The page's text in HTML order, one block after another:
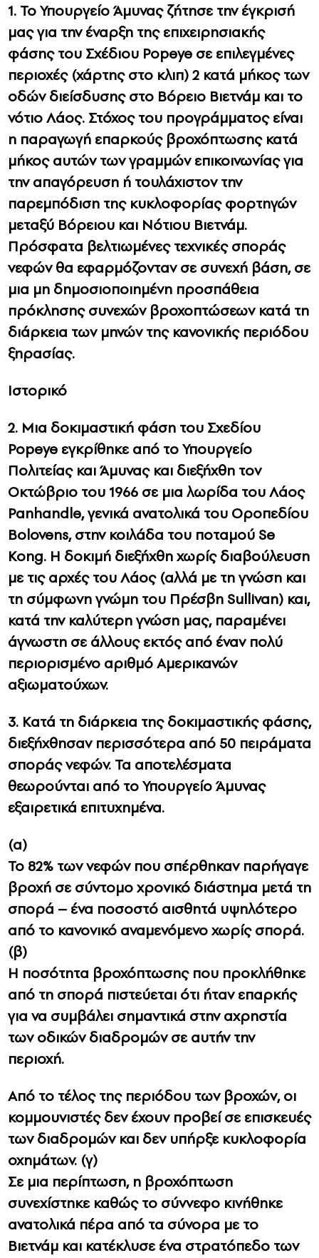
1. Το Υπουργείο Άμυνας ζήτησε την έγκρισή
μας για την έναρξη της επιχειρησιακής
φάσης του Σχέδιου Popeye σε επιλεγμένες
περιοχές (χάρτης στο κλιπ) 2 κατά μήκος των
οδών διείσδυσης στο Βόρειο Βιετνάμ και το
νότιο Λάος. Στόχος του προγράμματος είναι
η παραγωγή επαρκούς βροχόπτωσης κατά
μήκος αυτών των γραμμών επικοινωνίας για
την απαγόρευση ή τουλάχιστον την
παρεμπόδιση της κυκλοφορίας φορτηγών
μεταξύ Βόρειου και Νότιου Βιετνάμ.
Πρόσφατα βελτιωμένες τεχνικές σποράς
νεφών θα εφαρμόζονταν σε συνεχή βάση, σε
μια μη δημοσιοποιημένη προσπάθεια
πρόκλησης συνεχών βροχοπτώσεων κατά τη
διάρκεια των μηνών της κανονικής περιόδου
ξηρασίας.
Ιστορικό
2. Μια δοκιμαστική φάση του Σχεδίου
Popeye εγκρίθηκε από το Υπουργείο
Πολιτείας και Άμυνας και διεξήχθη τον
Οκτώβριο του 1966 σε μια λωρίδα του Λάος
Panhandle, γενικά ανατολικά του Οροπεδίου
Bolovens, στην κοιλάδα του ποταμού Se
Kong. Η δοκιμή διεξήχθη χωρίς διαβούλευση
με τις αρχές του Λάος (αλλά με τη γνώση και
τη σύμφωνη γνώμη του Πρέσβη Sullivan) και,
κατά την καλύτερη γνώση μας, παραμένει
άγνωστη σε άλλους εκτός από έναν πολύ
περιορισμένο αριθμό Αμερικανών
αξιωματούχων.
3. Κατά τη διάρκεια της δοκιμαστικής φάσης,
διεξήχθησαν περισσότερα από 50 πειράματα
σποράς νεφών. Τα αποτελέσματα
θεωρούνται από το Υπουργείο Άμυνας
εξαιρετικά επιτυχημένα.
(α)
Το 82% των νεφών που σπέρθηκαν παρήγαγε
βροχή σε σύντομο χρονικό διάστημα μετά τη
σπορά – ένα ποσοστό αισθητά υψηλότερο
από το κανονικό αναμενόμενο χωρίς σπορά.
(β)
Η ποσότητα βροχόπτωσης που προκλήθηκε
από τη σπορά πιστεύεται ότι ήταν επαρκής
για να συμβάλει σημαντικά στην αχρηστία
των οδικών διαδρομών σε αυτήν την
περιοχή.
Από το τέλος της περιόδου των βροχών, οι
κομμουνιστές δεν έχουν προβεί σε επισκευές
των διαδρομών και δεν υπήρξε κυκλοφορία
οχημάτων. (γ)
Σε μια περίπτωση, η βροχόπτωση
συνεχίστηκε καθώς το σύννεφο κινήθηκε
ανατολικά πέρα από τα σύνορα με το
Βιετνάμ και κατέκλυσε ένα στρατόπεδο των